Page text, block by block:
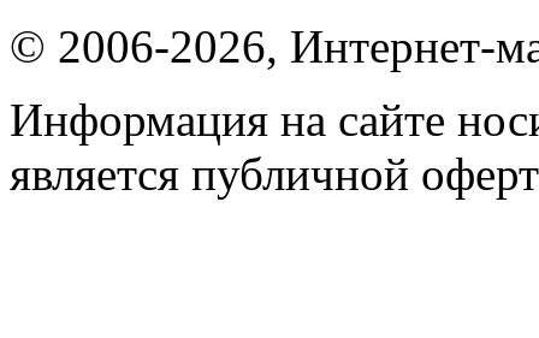
© 2006-2026, Интернет-
Информация на сайте
является публичной